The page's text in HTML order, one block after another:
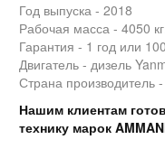
Год выпуска - 2018
Рабочая масса - 4050
Гарантия - 1 год или
Двигатель - дизель
Страна производитель
Нашим клиентам
технику марок